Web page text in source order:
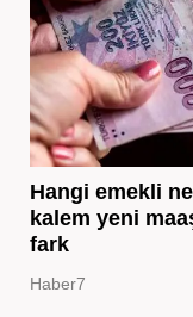
Hangi emekli
kalem yeni
fark
Haber7